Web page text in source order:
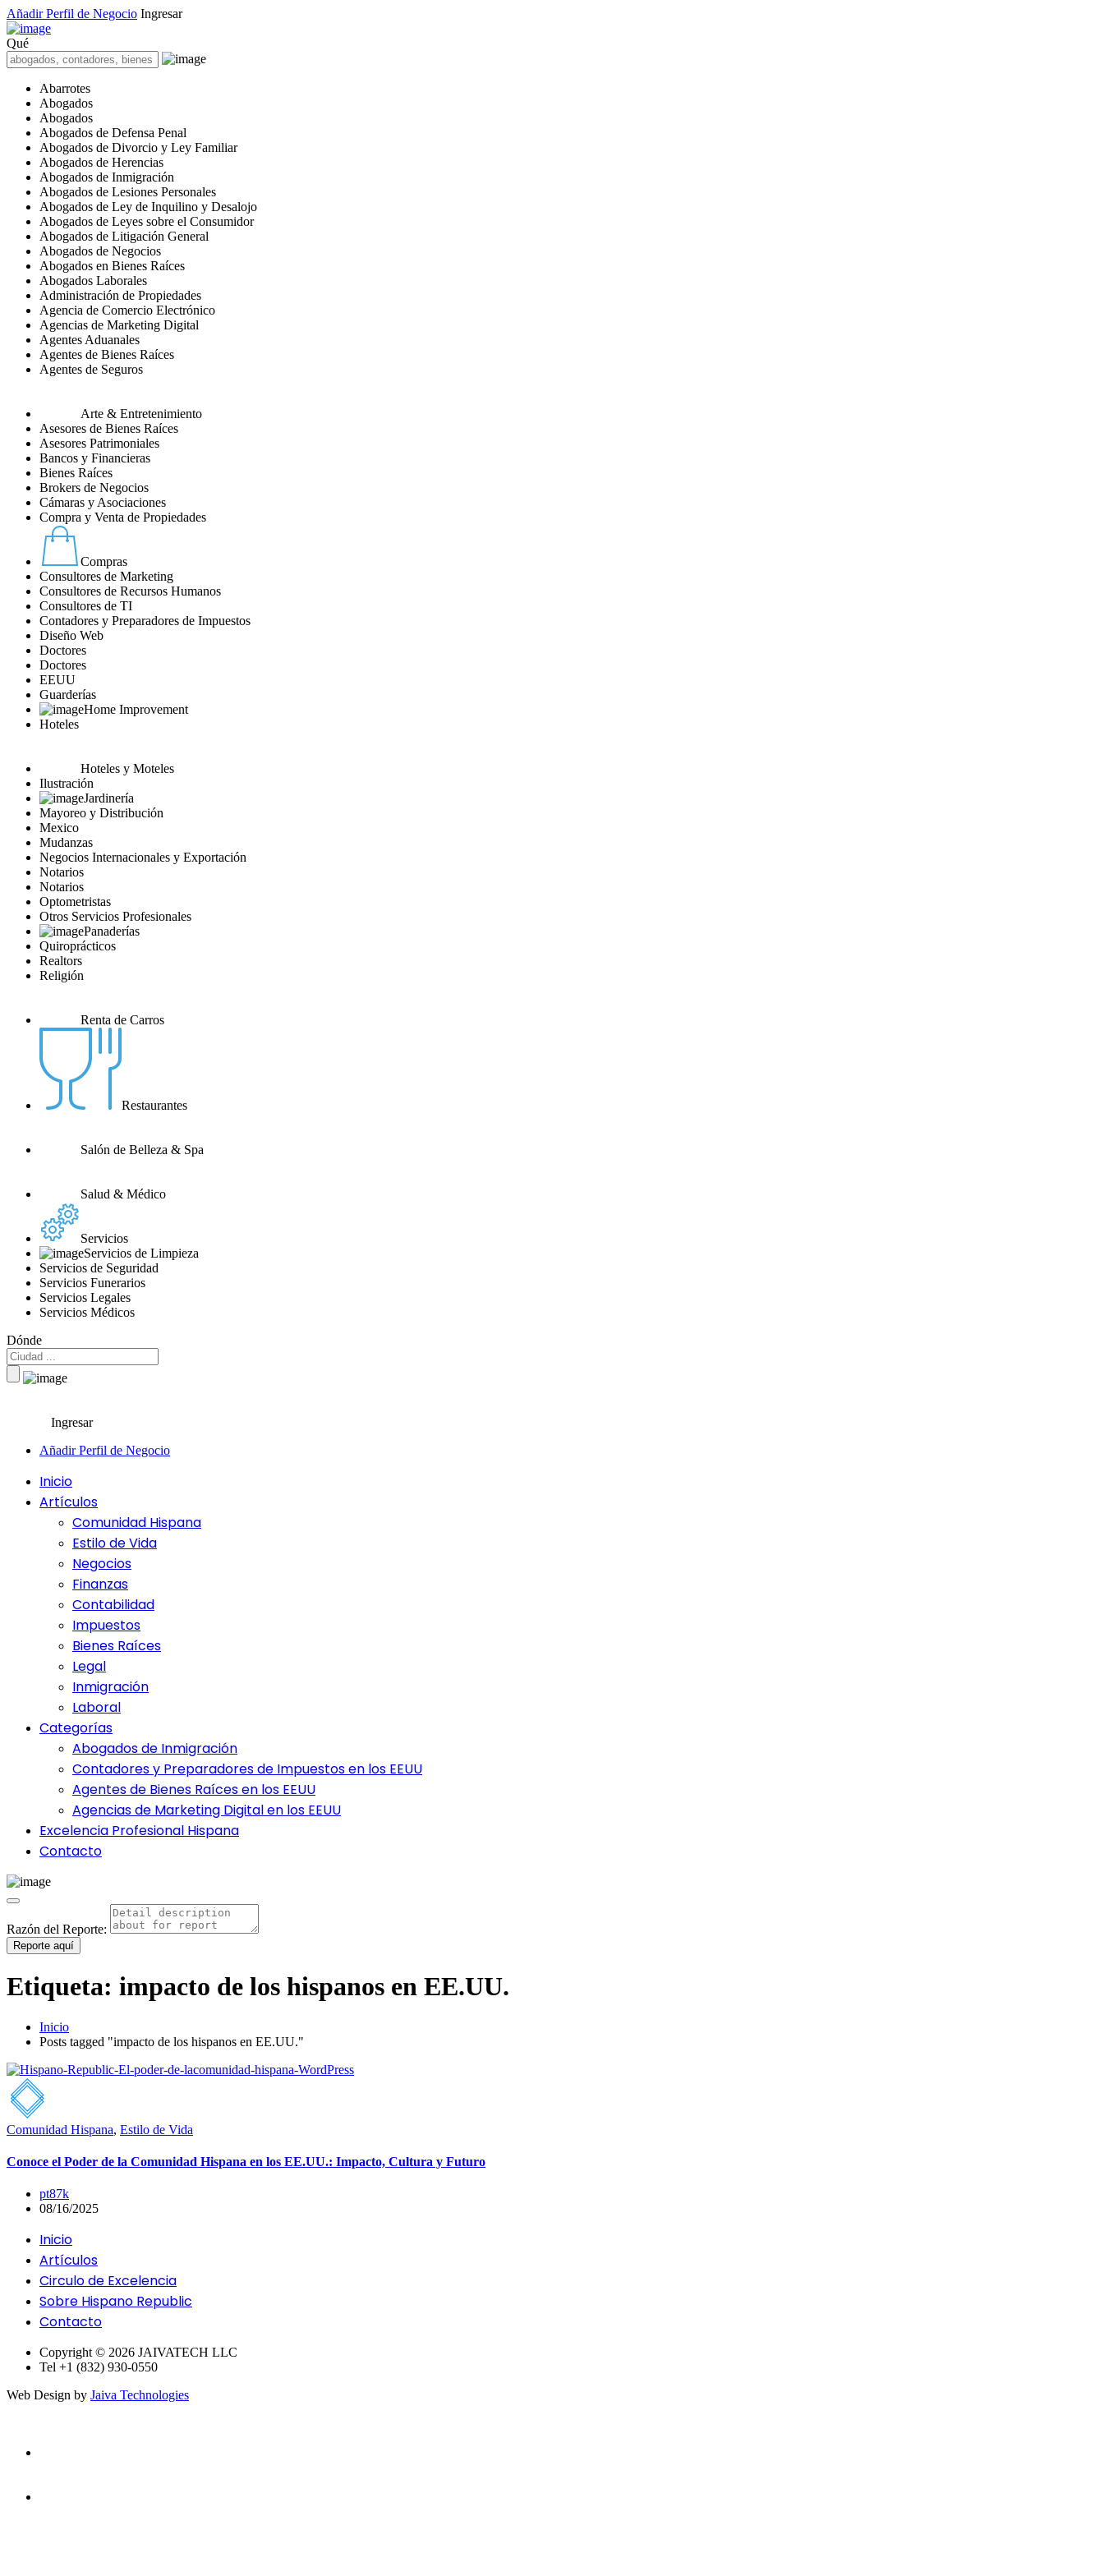
Añadir Perfil de Negocio Ingresar
Qué
Abarrotes
Abogados
Abogados
Abogados de Defensa Penal
Abogados de Divorcio y Ley Familiar
Abogados de Herencias
Abogados de Inmigración
Abogados de Lesiones Personales
Abogados de Ley de Inquilino y Desalojo
Abogados de Leyes sobre el Consumidor
Abogados de Litigación General
Abogados de Negocios
Abogados en Bienes Raíces
Abogados Laborales
Administración de Propiedades
Agencia de Comercio Electrónico
Agencias de Marketing Digital
Agentes Aduanales
Agentes de Bienes Raíces
Agentes de Seguros
Arte & Entretenimiento
Asesores de Bienes Raíces
Asesores Patrimoniales
Bancos y Financieras
Bienes Raíces
Brokers de Negocios
Cámaras y Asociaciones
Compra y Venta de Propiedades
Compras
Consultores de Marketing
Consultores de Recursos Humanos
Consultores de TI
Contadores y Preparadores de Impuestos
Diseño Web
Doctores
Doctores
EEUU
Guarderías
Home Improvement
Hoteles
Hoteles y Moteles
Ilustración
Jardinería
Mayoreo y Distribución
Mexico
Mudanzas
Negocios Internacionales y Exportación
Notarios
Notarios
Optometristas
Otros Servicios Profesionales
Panaderías
Quiroprácticos
Realtors
Religión
Renta de Carros
Restaurantes
Salón de Belleza & Spa
Salud & Médico
Servicios
Servicios de Limpieza
Servicios de Seguridad
Servicios Funerarios
Servicios Legales
Servicios Médicos
Dónde
Ingresar
Añadir Perfil de Negocio
Inicio
Artículos
Comunidad Hispana
Estilo de Vida
Negocios
Finanzas
Contabilidad
Impuestos
Bienes Raíces
Legal
Inmigración
Laboral
Categorías
Abogados de Inmigración
Contadores y Preparadores de Impuestos en los EEUU
Agentes de Bienes Raíces en los EEUU
Agencias de Marketing Digital en los EEUU
Excelencia Profesional Hispana
Contacto
Razón del Reporte:
Reporte aquí
Etiqueta: impacto de los hispanos en EE.UU.
Inicio
Posts tagged "impacto de los hispanos en EE.UU."
Comunidad Hispana, Estilo de Vida
Conoce el Poder de la Comunidad Hispana en los EE.UU.: Impacto, Cultura y Futuro
pt87k
08/16/2025
Inicio
Artículos
Circulo de Excelencia
Sobre Hispano Republic
Contacto
Copyright © 2026 JAIVATECH LLC
Tel +1 (832) 930-0550
Web Design by Jaiva Technologies